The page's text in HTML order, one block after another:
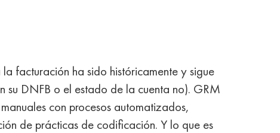
facturación ha sido históricamente y sigue
su DNFB o el estado de la cuenta no). GRM
con procesos automatizados,
de prácticas de codificación. Y lo que es